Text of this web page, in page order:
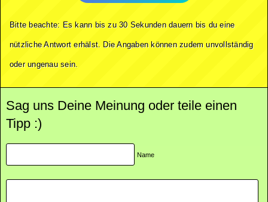
Bitte beachte: Es kann bis zu 30 Sekunden dauern bis du eine
nützliche Antwort erhälst. Die Angaben können zudem unvollständig
oder ungenau sein.
Sag uns Deine Meinung oder teile einen
Tipp :)
Name